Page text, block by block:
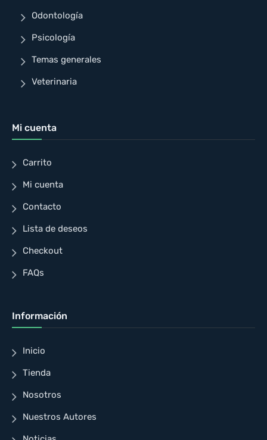
Odontología
Psicología
Temas generales
Veterinaria
Mi cuenta
Carrito
Mi cuenta
Contacto
Lista de deseos
Checkout
FAQs
Información
Inicio
Tienda
Nosotros
Nuestros Autores